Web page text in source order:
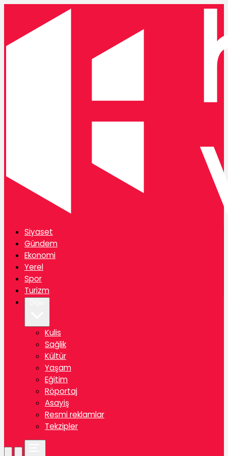
Siyaset
Gündem
Ekonomi
Yerel
Spor
Turizm
Kulis
Sağlik
Kültür
Yaşam
Eğitim
Röportaj
Asayiş
Resmi reklamlar
Tekzipler